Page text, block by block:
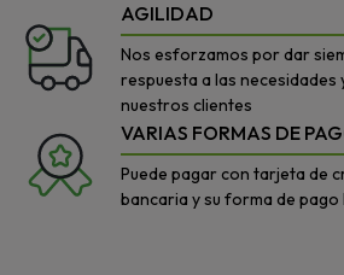
AGILIDAD
Nos esforzamos por dar
respuesta a las necesidades
nuestros clientes
VARIAS FORMAS DE
Puede pagar con tarjeta de
bancaria y su forma de pago